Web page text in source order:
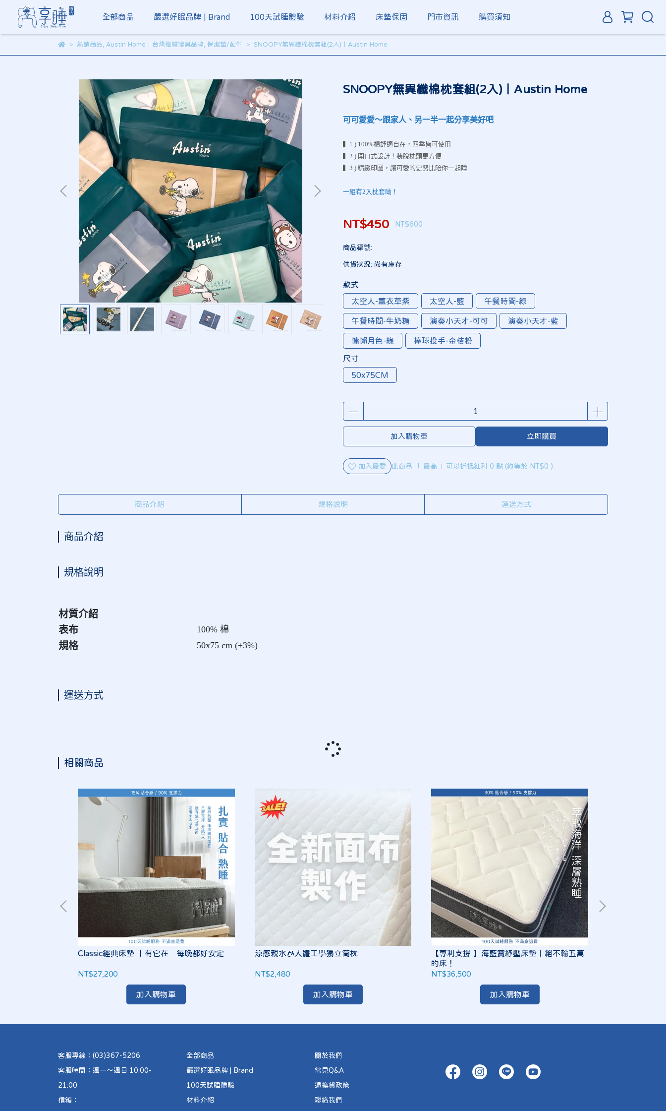
全部商品 嚴選好眠品牌 | Brand 100天試睡體驗 材料介紹 床墊保固 門市資訊 購買須知
熱銷商品 Austin Home｜台灣優質寢具品牌 保潔墊/配件 SNOOPY無異纖棉枕套組(2入)｜Austin Home
SNOOPY無異纖棉枕套組(2入)｜Austin Home
可可愛愛～跟家人、另一半一起分享美好吧
▍1 ) 100%棉舒適自在，四季皆可使用
▍2 ) 開口式設計！裝脫枕頭更方便
▍3 ) 精緻印圖，讓可愛的史努比陪你一起睡
一組有2入枕套呦！
NT$450 NT$600
商品編號:
供貨狀況: 尚有庫存
款式
太空人-薰衣草紫
太空人-藍 午餐時間-綠
午餐時間-牛奶糖 演奏小天才-可可 演奏小天才-藍
慵懶月色-綠
棒球投手-金桔粉
尺寸
50x75CM
加入購物車 立即購買
加入最愛 此商品 「 最高 」可以折抵紅利 0 點 (約等於 NT$0 )
商品介紹 規格說明 運送方式
商品介紹
規格說明
材質介紹
表布
100% 棉
規格 50x75 cm (±3%)
運送方式
相關商品
Classic經典床墊 ｜有它在 每晚都好安定
NT$27,200
加入購物車
涼感親水🧊人體工學獨立筒枕
NT$2,480
加入購物車
【專利支撐 】海藍寶紓壓床墊｜絕不輸五萬
的床！
NT$36,500
加入購物車
客服專線：(03)367-5206
客服時間：週一～週日 10:00-
21:00
信箱：
全部商品
嚴選好眠品牌 | Brand
100天試睡體驗
材料介紹
關於我們
常見Q&A
退換貨政策
聯絡我們